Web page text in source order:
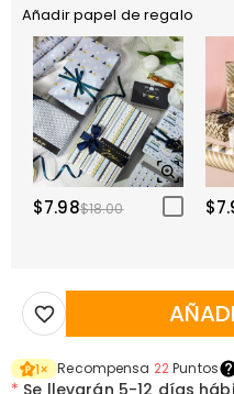
Añadir papel de regalo
$7.98$18.00
1× Recompensa 22Puntos
* Se llevarán 5-12 días